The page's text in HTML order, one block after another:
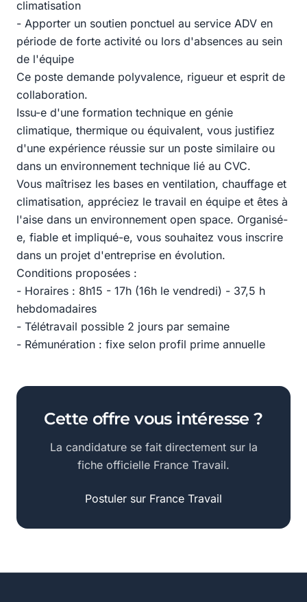
climatisation
- Apporter un soutien ponctuel au service ADV en
période de forte activité ou lors d'absences au sein
de l'équipe
Ce poste demande polyvalence, rigueur et esprit de
collaboration.
Issu-e d'une formation technique en génie
climatique, thermique ou équivalent, vous justifiez
d'une expérience réussie sur un poste similaire ou
dans un environnement technique lié au CVC.
Vous maîtrisez les bases en ventilation, chauffage et
climatisation, appréciez le travail en équipe et êtes à
l'aise dans un environnement open space. Organisé-
e, fiable et impliqué-e, vous souhaitez vous inscrire
dans un projet d'entreprise en évolution.
Conditions proposées :
- Horaires : 8h15 - 17h (16h le vendredi) - 37,5 h
hebdomadaires
- Télétravail possible 2 jours par semaine
- Rémunération : fixe selon profil prime annuelle
Cette offre vous intéresse ?
La candidature se fait directement sur la
fiche officielle France Travail.
Postuler sur France Travail